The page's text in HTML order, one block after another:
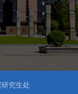
究生处